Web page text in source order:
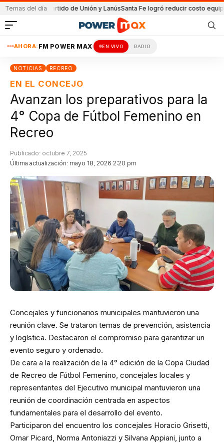
Temas del día
en el partido de Unión y LanúsSanta Fe logró reducir costo equipamiento
AHORA: FM POWER MAX EN VIVO RADIO
NOTICIAS RECREO
EN EL CONCEJO
Avanzan los preparativos para la
4° Copa de Fútbol Femenino en
Recreo
Última actualización: mayo 18, 2026 2:20 pm
Publicado: octubre 7, 2025
Concejales y funcionarios municipales mantuvieron una
reunión clave. Se trataron temas de prevención, asistencia
y logística. Destacaron el compromiso para garantizar un
evento seguro y ordenado.
De cara a la realización de la 4° edición de la Copa Ciudad
de Recreo de Fútbol Femenino, concejales locales y
representantes del Ejecutivo municipal mantuvieron una
reunión de coordinación centrada en aspectos
fundamentales para el desarrollo del evento.
Participaron del encuentro los concejales Horacio Grisetti,
Omar Picard, Norma Antoniazzi y Silvana Appiani, junto a